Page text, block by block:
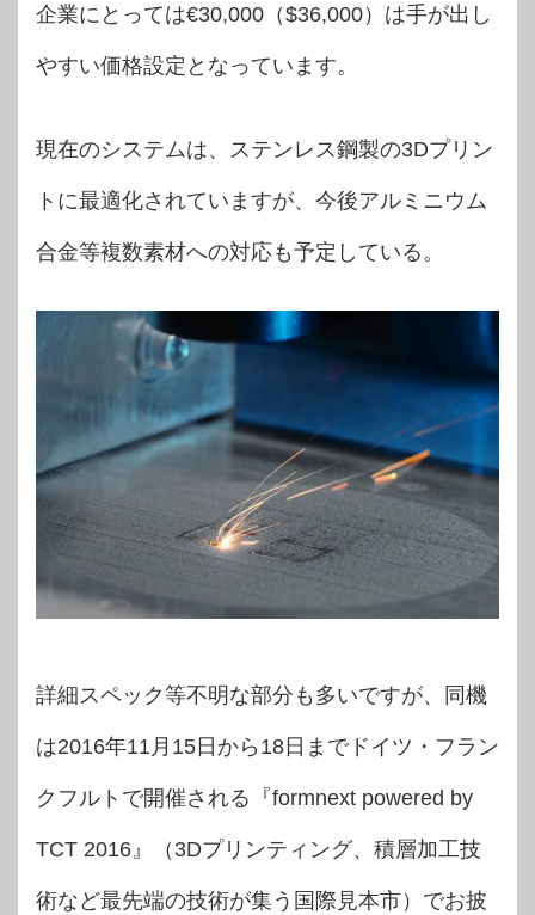
企業にとっては€30,000（$36,000）は手が出し
やすい価格設定となっています。
現在のシステムは、ステンレス鋼製の3Dプリン
トに最適化されていますが、今後アルミニウム
合金等複数素材への対応も予定している。
詳細スペック等不明な部分も多いですが、同機
は2016年11月15日から18日までドイツ・フラン
クフルトで開催される『formnext powered by
TCT 2016』（3Dプリンティング、積層加工技
術など最先端の技術が集う国際見本市）でお披